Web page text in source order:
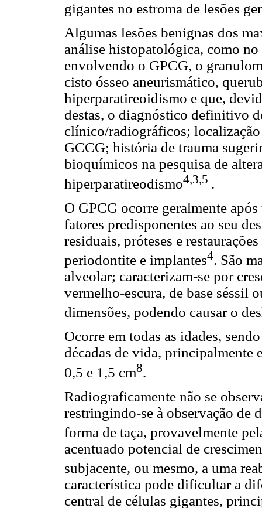
gigantes no estroma de lesões
Algumas lesões benignas dos
análise histopatológica, como
envolvendo o GPCG, o
cisto ósseo aneurismático,
hiperparatireoidismo e que,
destas, o diagnóstico definitivo
clínico/radiográficos;
GCCG; história de trauma
bioquímicos na pesquisa de
hiperparatireodismo4,3,5 .
O GPCG ocorre geralmente
fatores predisponentes ao seu
residuais, próteses e
periodontite e implantes4. São
alveolar; caracterizam-se por
vermelho-escura, de base séssil
dimensões, podendo causar o
Ocorre em todas as idades,
décadas de vida, principalmente
0,5 e 1,5 cm8.
Radiograficamente não se
restringindo-se à observação de
forma de taça, provavelmente
acentuado potencial de
subjacente, ou mesmo, a uma
característica pode dificultar a
central de células gigantes,